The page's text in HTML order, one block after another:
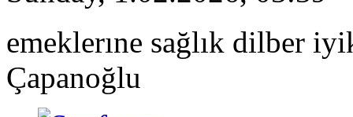
emeklerıne sağlık dilber
Çapanoğlu